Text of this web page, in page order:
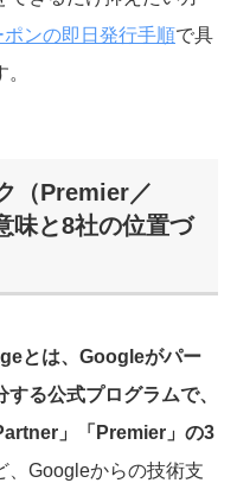
ンの即日発行手順で具
（Premier／
味と8社の位置づ
とは、Googleがパー
る公式プログラムで、
」「Premier」の3
、Googleからの技術支